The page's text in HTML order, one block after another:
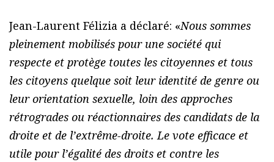
Jean-Laurent Félizia a déclaré: «Nous sommes
pleinement mobilisés pour une société qui
respecte et protège toutes les citoyennes et tous
les citoyens quelque soit leur identité de genre ou
leur orientation sexuelle, loin des approches
rétrogrades ou réactionnaires des candidats de la
droite et de l’extrême-droite. Le vote efficace et
utile pour l’égalité des droits et contre les